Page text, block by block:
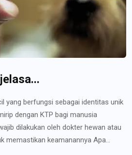
yang berfungsi sebagai identitas unik
dengan KTP bagi manusia
dilakukan oleh dokter hewan atau
memastikan keamanannya Apa...